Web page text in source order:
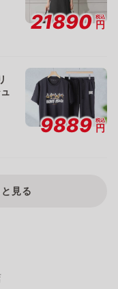
21890 税込
円
9889 税込
円
見る